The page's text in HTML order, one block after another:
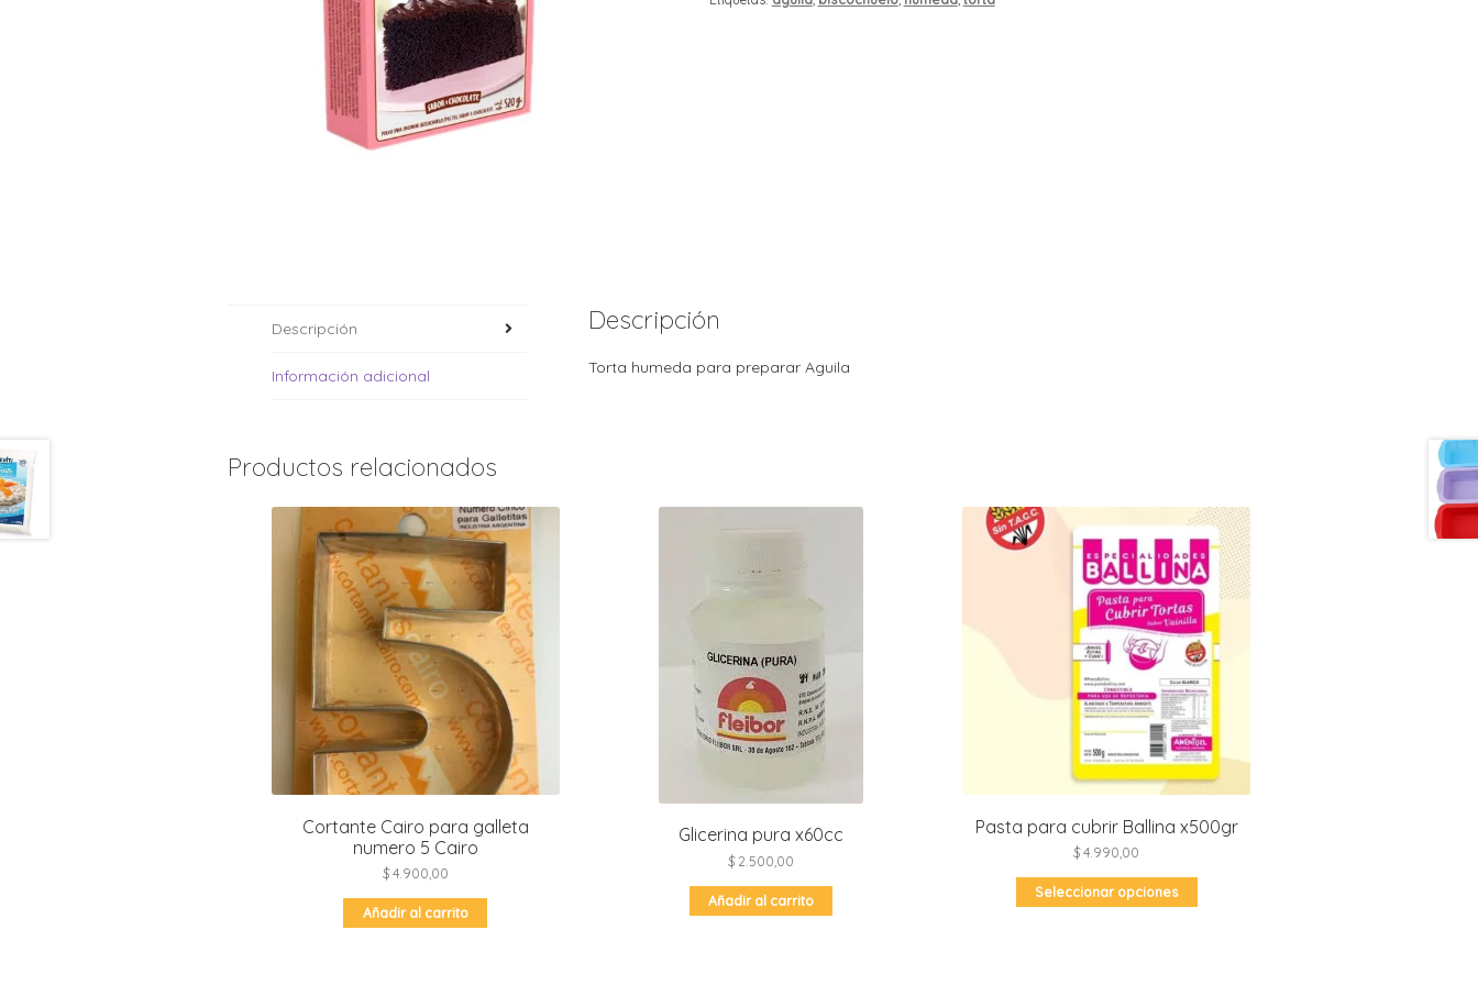
Fechas patrias
Halloween
Navidad
Pascuas
San patricio
Moldes de silicona
Pirotines
Pre-mezclas
Velas y bengalas
Descripción
Información adicional
Descripción
Torta humeda para preparar Aguila
Productos relacionados
Cortante Cairo para galleta
numero 5 Cairo
$4.900,00
Añadir al carrito
Glicerina pura x60cc
$2.500,00
Añadir al carrito
Pasta para cubrir Ballina x500gr
$4.990,00
Seleccionar opciones
Este
tiene